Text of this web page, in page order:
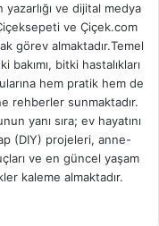
ve dijital medya
ve Çiçek.com
görev almaktadır.Temel
bakımı, bitki hastalıkları
hem pratik hem de
rehberler sunmaktadır.
yanı sıra; ev hayatını
(DIY) projeleri, anne-
ve en güncel yaşam
kaleme almaktadır.